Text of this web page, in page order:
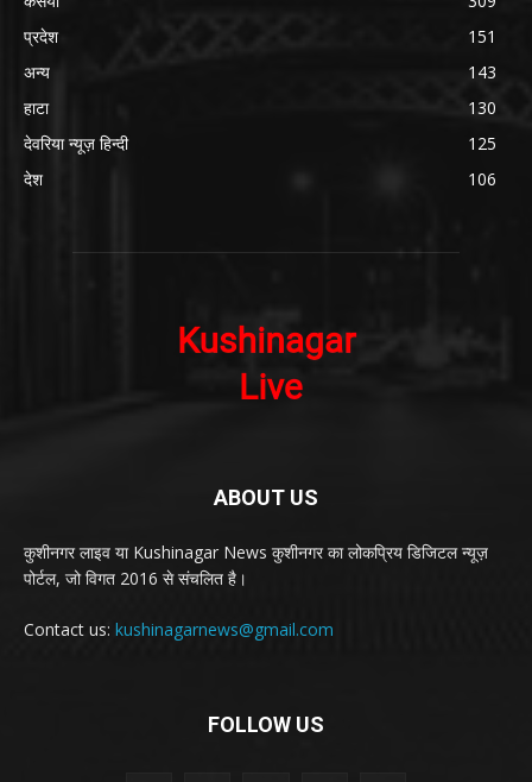
प्रदेश
151
अन्य
143
हाटा
130
देवरिया न्यूज़ हिन्दी
125
देश
106
ABOUT US
कुशीनगर लाइव या Kushinagar News कुशीनगर का लोकप्रिय डिजिटल न्यूज़
पोर्टल, जो विगत 2016 से संचलित है।
Contact us: kushinagarnews@gmail.com
FOLLOW US